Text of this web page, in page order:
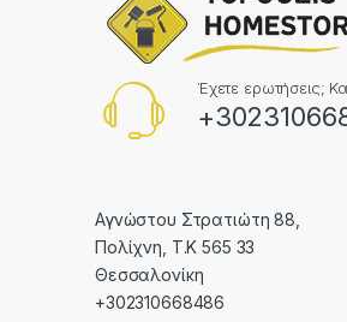
Έχετε ερωτήσεις;
Αγνώστου Στρατιώτη 88,
Πολίχνη, Τ.Κ 565 33
Θεσσαλονίκη
+302310668486